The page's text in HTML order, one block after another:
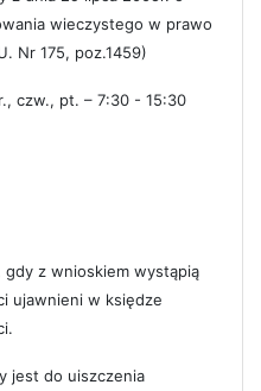
wieczystego w prawo
Nr 175, poz.1459)
czw., pt. – 7:30 - 15:30
gdy z wnioskiem wystąpią
ujawnieni w księdze
jest do uiszczenia